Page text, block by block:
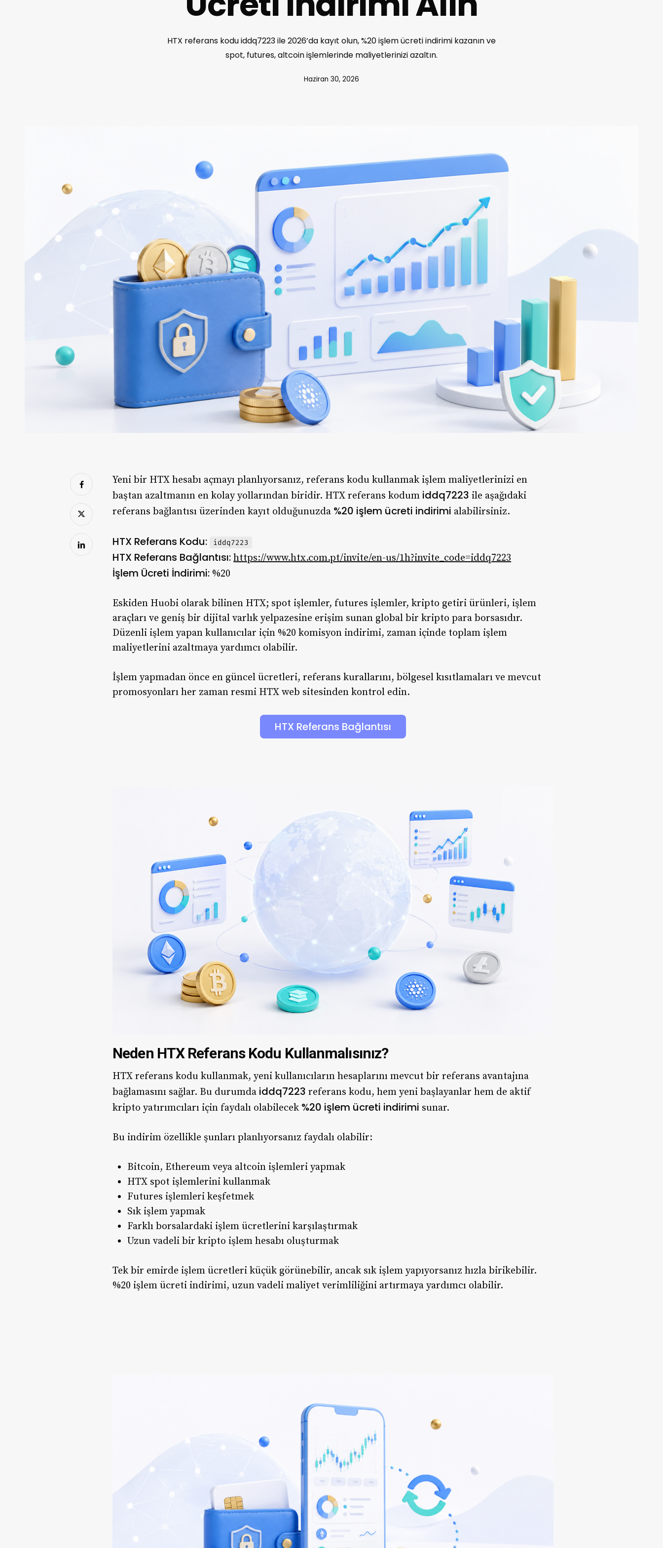
HTX referans kodu iddq7223 ile 2026’da kayıt olun, %20 işlem ücreti indirimi kazanın ve
spot, futures, altcoin işlemlerinde maliyetlerinizi azaltın.
Haziran 30, 2026
Yeni bir HTX hesabı açmayı planlıyorsanız, referans kodu kullanmak işlem maliyetlerinizi en
baştan azaltmanın en kolay yollarından biridir. HTX referans kodum iddq7223 ile aşağıdaki
referans bağlantısı üzerinden kayıt olduğunuzda %20 işlem ücreti indirimi alabilirsiniz.
HTX Referans Kodu: iddq7223
HTX Referans Bağlantısı: https://www.htx.com.pt/invite/en-us/1h?invite_code=iddq7223
İşlem Ücreti İndirimi: %20
Eskiden Huobi olarak bilinen HTX; spot işlemler, futures işlemler, kripto getiri ürünleri, işlem
araçları ve geniş bir dijital varlık yelpazesine erişim sunan global bir kripto para borsasıdır.
Düzenli işlem yapan kullanıcılar için %20 komisyon indirimi, zaman içinde toplam işlem
maliyetlerini azaltmaya yardımcı olabilir.
İşlem yapmadan önce en güncel ücretleri, referans kurallarını, bölgesel kısıtlamaları ve mevcut
promosyonları her zaman resmi HTX web sitesinden kontrol edin.
HTX Referans Bağlantısı
Neden HTX Referans Kodu Kullanmalısınız?
HTX referans kodu kullanmak, yeni kullanıcıların hesaplarını mevcut bir referans avantajına
bağlamasını sağlar. Bu durumda iddq7223 referans kodu, hem yeni başlayanlar hem de aktif
kripto yatırımcıları için faydalı olabilecek %20 işlem ücreti indirimi sunar.
Bu indirim özellikle şunları planlıyorsanız faydalı olabilir:
Bitcoin, Ethereum veya altcoin işlemleri yapmak
HTX spot işlemlerini kullanmak
Futures işlemleri keşfetmek
Sık işlem yapmak
Farklı borsalardaki işlem ücretlerini karşılaştırmak
Uzun vadeli bir kripto işlem hesabı oluşturmak
Tek bir emirde işlem ücretleri küçük görünebilir, ancak sık işlem yapıyorsanız hızla birikebilir.
%20 işlem ücreti indirimi, uzun vadeli maliyet verimliliğini artırmaya yardımcı olabilir.